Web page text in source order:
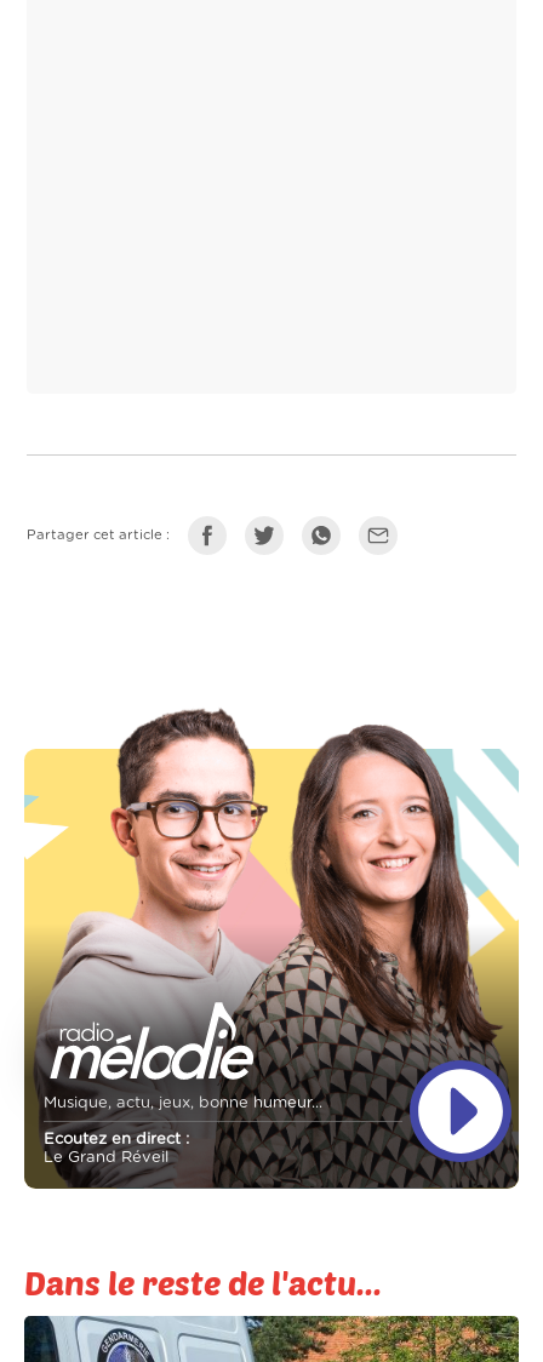
Partager cet article :
Musique, actu, jeux, bonne humeur...
Ecoutez en direct :
Le Grand Réveil
Dans le reste de l'actu...